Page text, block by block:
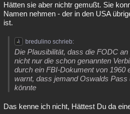
Hätten sie aber nichtr gemußt. Sie
Namen nehmen - der in den USA
ist.
bredulino schrieb:
Die Plausibilität, dass die FODC
nicht nur die schon genannten
durch ein FBI-Dokument von 1960
warnt, dass jemand Oswalds Pass
könnte
Das kenne ich nicht, Hättest Du da